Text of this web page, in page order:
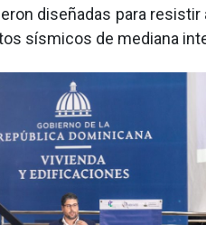
diseñadas para resistir
sísmicos de mediana